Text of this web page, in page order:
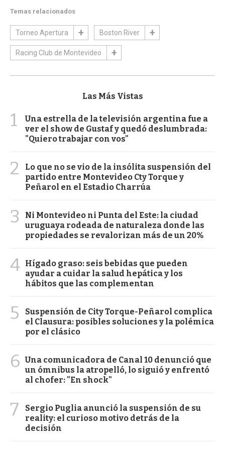
Temas relacionados
Torneo Apertura Boston River
Racing Club de Montevideo
Las Más Vistas
1
Una estrella de la televisión argentina fue a
ver el show de Gustaf y quedó deslumbrada:
"Quiero trabajar con vos"
2
Lo que no se vio de la insólita suspensión del
partido entre Montevideo Cty Torque y
Peñarol en el Estadio Charrúa
3
Ni Montevideo ni Punta del Este: la ciudad
uruguaya rodeada de naturaleza donde las
propiedades se revalorizan más de un 20%
4 Hígado graso: seis bebidas que pueden
ayudar a cuidar la salud hepática y los
hábitos que las complementan
5
Suspensión de City Torque-Peñarol complica
el Clausura: posibles soluciones y la polémica
por el clásico
6 Una comunicadora de Canal 10 denunció que
un ómnibus la atropelló, lo siguió y enfrentó
al chofer: "En shock"
7
Sergio Puglia anunció la suspensión de su
reality: el curioso motivo detrás de la
decisión